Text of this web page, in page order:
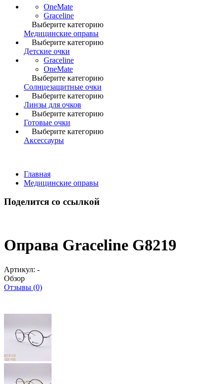
OneMate
Graceline
Выберите категорию
Медицинские оправы
Выберите категорию
Детские очки
Graceline
OneMate
Выберите категорию
Солнцезащитные очки
Выберите категорию
Линзы для очков
Выберите категорию
Готовые очки
Выберите категорию
Аксессауры
Главная
Медицинские оправы
Поделится со ссылкой
Оправа Graceline G8219
Артикул: -
Обзор
Отзывы (0)